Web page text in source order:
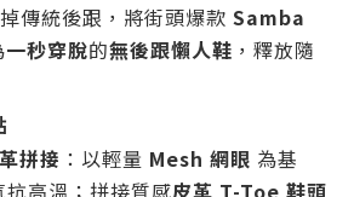
傳統後跟，將街頭爆款 Samba
一秒穿脫的無後跟懶人鞋 ，釋放隨
拼接 ：以輕量 Mesh 網眼 為基
高溫；拼接質感皮革 T-Toe 鞋頭